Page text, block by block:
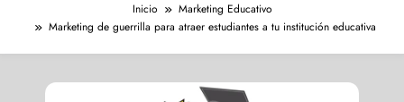
Inicio
Marketing Educativo
Marketing de guerrilla para atraer estudiantes a tu institución educativa